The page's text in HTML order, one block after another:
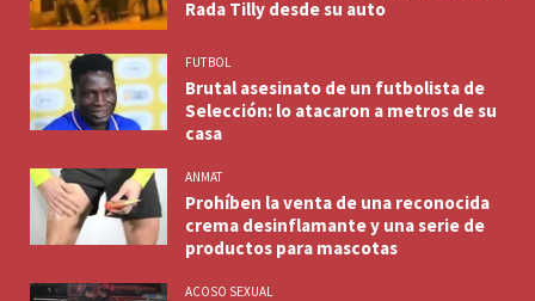
Rada Tilly desde su auto
FUTBOL
Brutal asesinato de un futbolista de
Selección: lo atacaron a metros de su
casa
ANMAT
Prohíben la venta de una reconocida
crema desinflamante y una serie de
productos para mascotas
ACOSO SEXUAL